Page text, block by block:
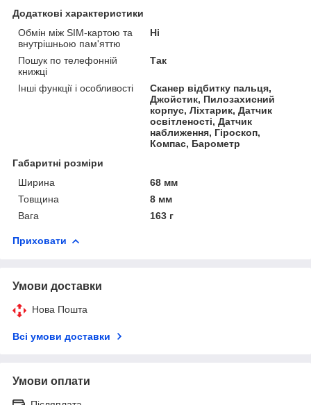
Додаткові характеристики
Обмін між SIM-картою та
внутрішньою пам'яттю
Ні
Пошук по телефонній
книжці
Так
Інші функції і особливості
Сканер відбитку пальця,
Джойстик, Пилозахисний
корпус, Ліхтарик, Датчик
освітленості, Датчик
наближення, Гіроскоп,
Компас, Барометр
Габаритні розміри
Ширина
68 мм
Товщина
8 мм
Вага
163 г
Приховати
Умови доставки
Нова Пошта
Всі умови доставки
Умови оплати